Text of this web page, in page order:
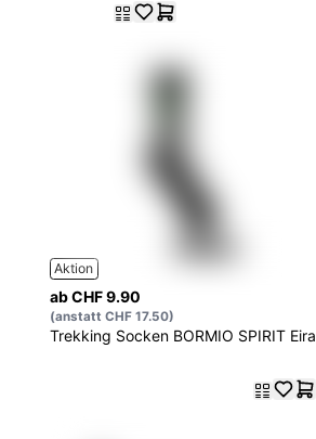
Aktion
ab CHF 9.90
(anstatt CHF 17.50)
Trekking Socken BORMIO SPIRIT Eira